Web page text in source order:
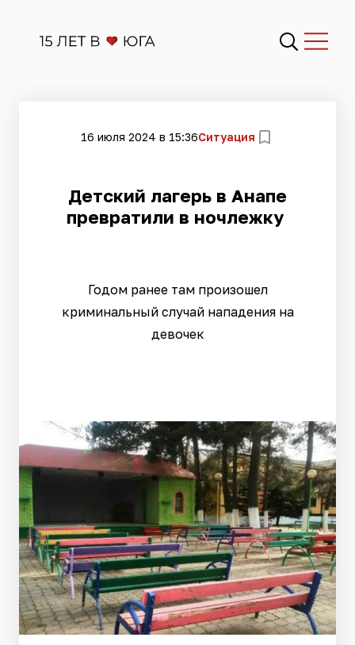
16 июля 2024 в 15:36Ситуация
Детский лагерь в Анапе
превратили в ночлежку
Годом ранее там произошел
криминальный случай нападения на
девочек